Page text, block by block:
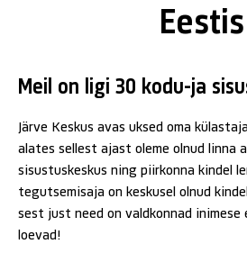
Kauplused
Pakkumised
Inspiratsioon
Eestis
Meil on ligi 30 kodu-ja
Järve Keskus avas uksed oma
alates sellest ajast oleme olnud linna
sisustuskeskus ning piirkonna kindel
tegutsemisaja on keskusel olnud
sest just need on valdkonnad inimese
loevad!